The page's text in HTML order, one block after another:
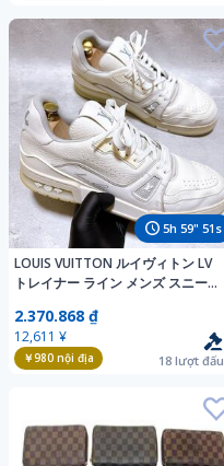
5h 59" 50 s
LOUIS VUITTON ルイヴィトン LV
トレイナー ライン メンズ スニーカ
2.370.868 ₫
12,611 ¥
￥980nội địa 18 lượt đấu